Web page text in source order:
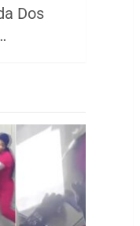
Dos